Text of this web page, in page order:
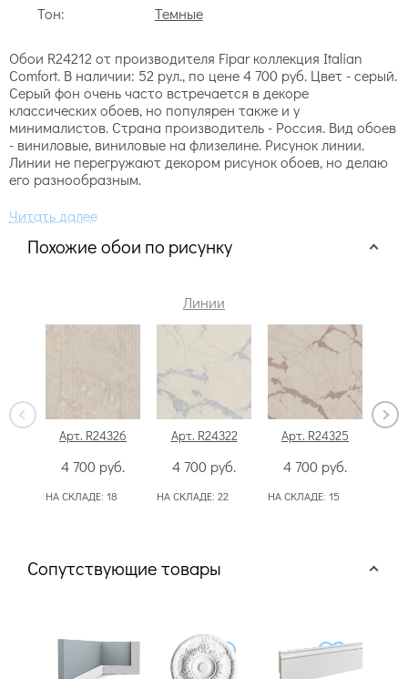
Тон:
Темные
Обои R24212 от производителя Fipar коллекция Italian
Comfort. В наличии: 52 рул., по цене 4 700 руб. Цвет - серый.
Серый фон очень часто встречается в декоре
классических обоев, но популярен также и у
минималистов. Страна производитель - Россия. Вид обоев
- виниловые, виниловые на флизелине. Рисунок линии.
Линии не перегружают декором рисунок обоев, но делаю
его разнообразным.
Похожие обои по рисунку
Линии
Арт. R24326
4 700 руб.
НА СКЛАДЕ: 18
Арт. R24322
4 700 руб.
НА СКЛАДЕ: 22
Арт. R24325
4 700 руб.
НА СКЛАДЕ: 15
Сопутствующие товары